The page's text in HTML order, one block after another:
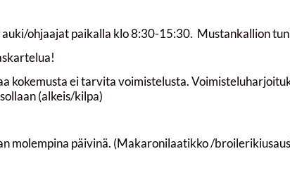
ohjaajat paikalla klo 8:30-15:30. Mustankallion
kokemusta ei tarvita voimistelusta.
(alkeis/kilpa)
molempina päivinä. (Makaronilaatikko /